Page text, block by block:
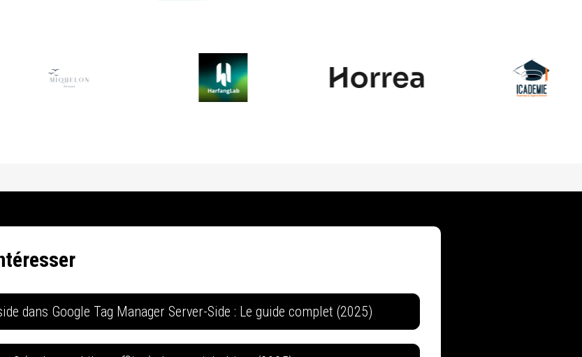
dans Google Tag Manager Server-Side : Le guide complet (2025)